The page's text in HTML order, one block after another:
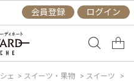
会員登録 ログイン
ェ > スイーツ・果物 > スイーツ
>